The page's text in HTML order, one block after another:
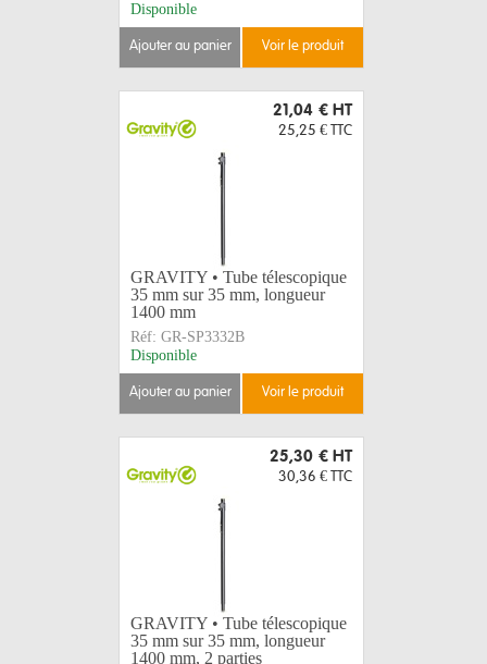
Disponible
ajouter au panier voir le produit
21,04 € HT
25,25 € TTC
GRAVITY • Tube télescopique
35 mm sur 35 mm, longueur
1400 mm
Réf: GR-SP3332B
Disponible
ajouter au panier voir le produit
25,30 € HT
30,36 € TTC
GRAVITY • Tube télescopique
35 mm sur 35 mm, longueur
1400 mm, 2 parties